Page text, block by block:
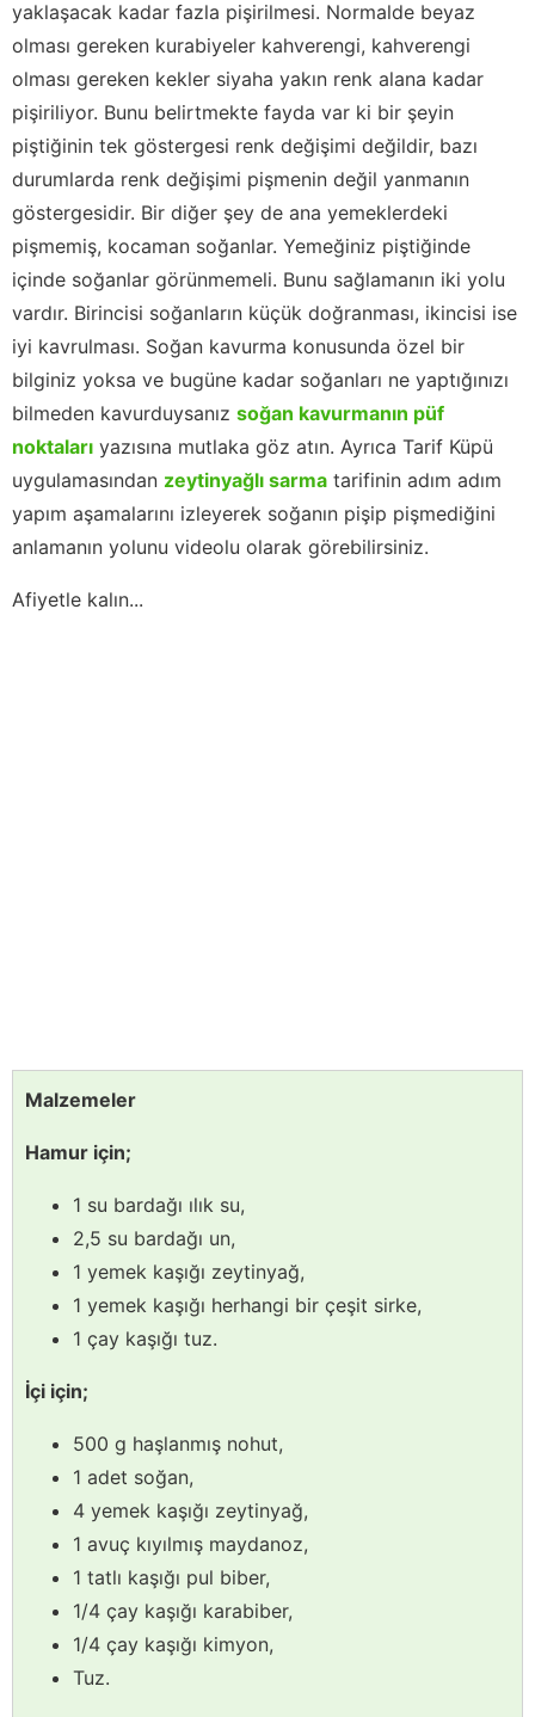
yaklaşacak kadar fazla pişirilmesi. Normalde beyaz
olması gereken kurabiyeler kahverengi, kahverengi
olması gereken kekler siyaha yakın renk alana kadar
pişiriliyor. Bunu belirtmekte fayda var ki bir şeyin
piştiğinin tek göstergesi renk değişimi değildir, bazı
durumlarda renk değişimi pişmenin değil yanmanın
göstergesidir. Bir diğer şey de ana yemeklerdeki
pişmemiş, kocaman soğanlar. Yemeğiniz piştiğinde
içinde soğanlar görünmemeli. Bunu sağlamanın iki yolu
vardır. Birincisi soğanların küçük doğranması, ikincisi ise
iyi kavrulması. Soğan kavurma konusunda özel bir
bilginiz yoksa ve bugüne kadar soğanları ne yaptığınızı
bilmeden kavurduysanız soğan kavurmanın püf
noktaları yazısına mutlaka göz atın. Ayrıca Tarif Küpü
uygulamasından zeytinyağlı sarma tarifinin adım adım
yapım aşamalarını izleyerek soğanın pişip pişmediğini
anlamanın yolunu videolu olarak görebilirsiniz.
Afiyetle kalın...
Malzemeler
Hamur için;
1 su bardağı ılık su,
2,5 su bardağı un,
1 yemek kaşığı zeytinyağ,
1 yemek kaşığı herhangi bir çeşit sirke,
1 çay kaşığı tuz.
İçi için;
500 g haşlanmış nohut,
1 adet soğan,
4 yemek kaşığı zeytinyağ,
1 avuç kıyılmış maydanoz,
1 tatlı kaşığı pul biber,
1/4 çay kaşığı karabiber,
1/4 çay kaşığı kimyon,
Tuz.